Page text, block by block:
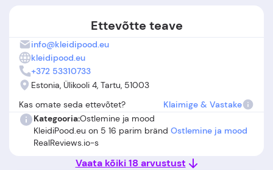
Ettevõtte teave
info@kleidipood.eu
kleidipood.eu
+372 53310733
Estonia, Ülikooli 4, Tartu, 51003
Kas omate seda ettevõtet?
Klaimige & Vastake
Kategooria:Ostlemine ja mood
KleidiPood.eu on 5 16 parim bränd Ostlemine ja mood
RealReviews.io-s
Vaata kõiki 18 arvustust